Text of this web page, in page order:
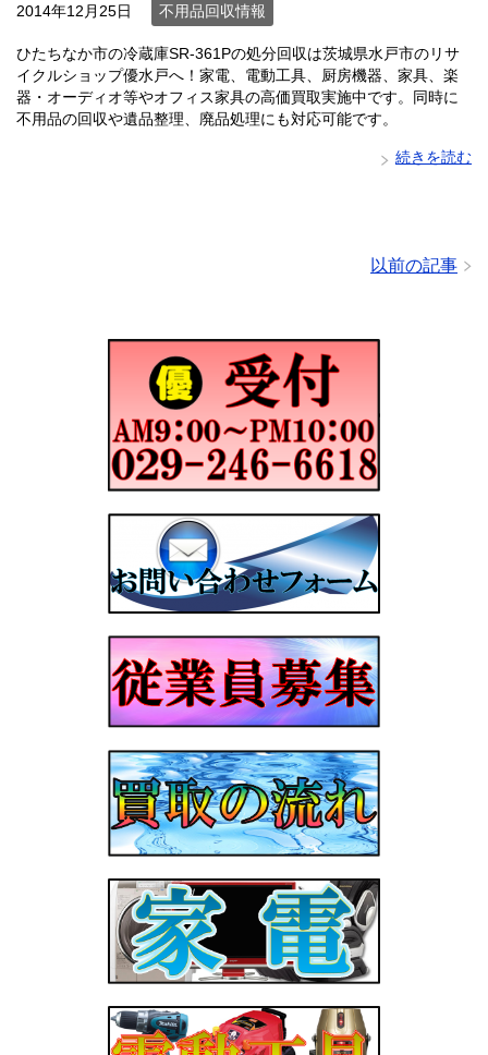
2014年12月25日 不用品回収情報
ひたちなか市の冷蔵庫SR-361Pの処分回収は茨城県水戸市のリサ
イクルショップ優水戸へ！家電、電動工具、厨房機器、家具、楽
器・オーディオ等やオフィス家具の高価買取実施中です。同時に
不用品の回収や遺品整理、廃品処理にも対応可能です。
続きを読む
以前の記事